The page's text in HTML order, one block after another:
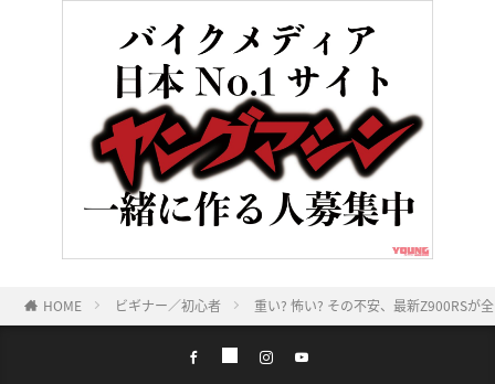
HOME ビギナー／初心者 重い? 怖い? その不安、最新Z900RSが